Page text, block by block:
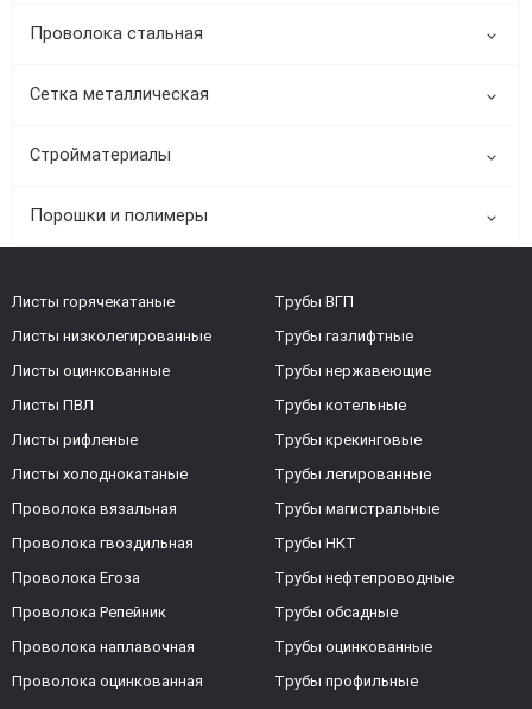
Проволока стальная
Сетка металлическая
Стройматериалы
Порошки и полимеры
Листы горячекатаные
Листы низколегированные
Листы оцинкованные
Листы ПВЛ
Листы рифленые
Листы холоднокатаные
Проволока вязальная
Проволока гвоздильная
Проволока Егоза
Проволока Репейник
Проволока наплавочная
Проволока оцинкованная
Трубы ВГП
Трубы газлифтные
Трубы нержавеющие
Трубы котельные
Трубы крекинговые
Трубы легированные
Трубы магистральные
Трубы НКТ
Трубы нефтепроводные
Трубы обсадные
Трубы оцинкованные
Трубы профильные